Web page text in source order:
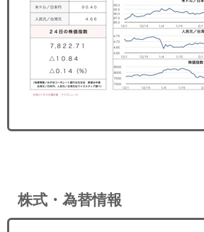
ＩＴ
飲食店情報
株式・為替情報